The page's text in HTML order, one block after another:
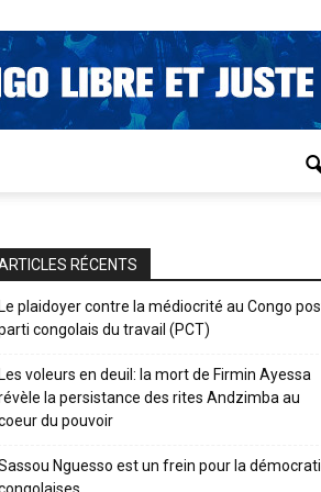
RÉCENTS
plaidoyer contre la médiocrité au Congo
congolais du travail (PCT)
voleurs en deuil: la mort de Firmin Ayessa
la persistance des rites Andzimba au
du pouvoir
Nguesso est un frein pour la